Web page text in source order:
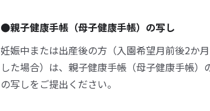
●親子健康手帳（母子健康手帳）の写し
妊娠中または出産後の方（入園希望月前後2か
した場合）は、親子健康手帳（母子健康手帳
の写しをご提出ください。